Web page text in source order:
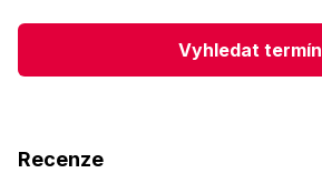
Vyhledat termín
Recenze